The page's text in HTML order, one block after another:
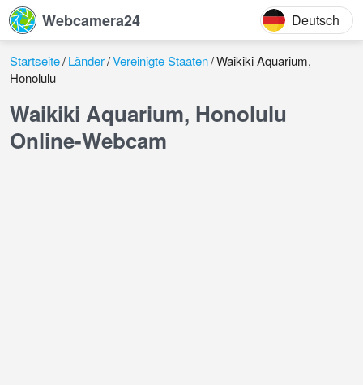
Webcamera24 Deutsch
Startseite Länder Vereinigte Staaten Waikiki Aquarium,
Honolulu
Waikiki Aquarium, Honolulu
Online-Webcam